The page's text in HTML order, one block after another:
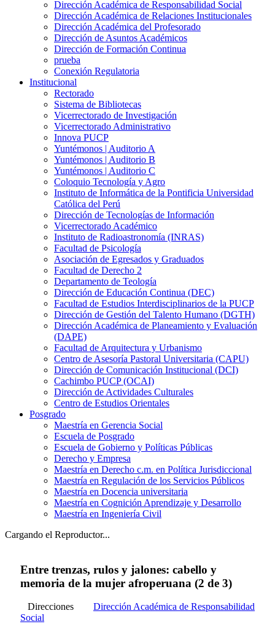
Dirección Académica de Responsabilidad Social
Dirección Académica de Relaciones Institucionales
Dirección Académica del Profesorado
Dirección de Asuntos Académicos
Dirección de Formación Continua
prueba
Conexión Regulatoria
Institucional
Rectorado
Sistema de Bibliotecas
Vicerrectorado de Investigación
Vicerrectorado Administrativo
Innova PUCP
Yuntémonos | Auditorio A
Yuntémonos | Auditorio B
Yuntémonos | Auditorio C
Coloquio Tecnología y Agro
Instituto de Informática de la Pontificia Universidad
Católica del Perú
Dirección de Tecnologías de Información
Vicerrectorado Académico
Instituto de Radioastronomía (INRAS)
Facultad de Psicología
Asociación de Egresados y Graduados
Facultad de Derecho 2
Departamento de Teología
Dirección de Educación Continua (DEC)
Facultad de Estudios Interdisciplinarios de la PUCP
Dirección de Gestión del Talento Humano (DGTH)
Dirección Académica de Planeamiento y Evaluación
(DAPE)
Facultad de Arquitectura y Urbanismo
Centro de Asesoría Pastoral Universitaria (CAPU)
Dirección de Comunicación Institucional (DCI)
Cachimbo PUCP (OCAI)
Dirección de Actividades Culturales
Centro de Estudios Orientales
Posgrado
Maestría en Gerencia Social
Escuela de Posgrado
Escuela de Gobierno y Políticas Públicas
Derecho y Empresa
Maestría en Derecho c.m. en Política Jurisdiccional
Maestría en Regulación de los Servicios Públicos
Maestría en Docencia universitaria
Maestría en Cognición Aprendizaje y Desarrollo
Maestría en Ingeniería Civil
Cargando el Reproductor...
Entre trenzas, rulos y jalones: cabello y
memoria de la mujer afroperuana (2 de 3)
Direcciones
Dirección Académica de Responsabilidad
Social